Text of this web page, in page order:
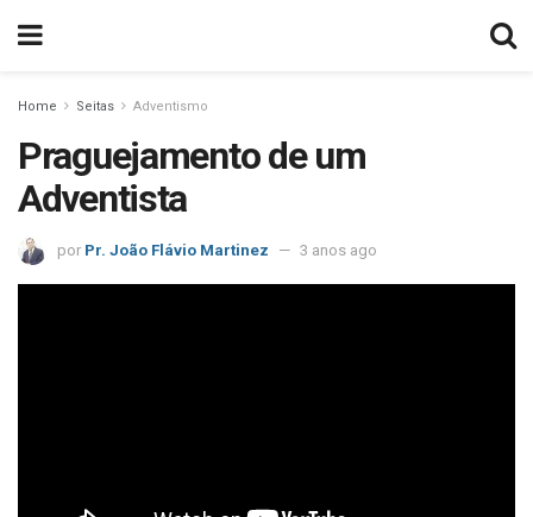
Home Seitas Adventismo
Praguejamento de um
Adventista
por Pr. João Flávio Martinez 3 anos ago